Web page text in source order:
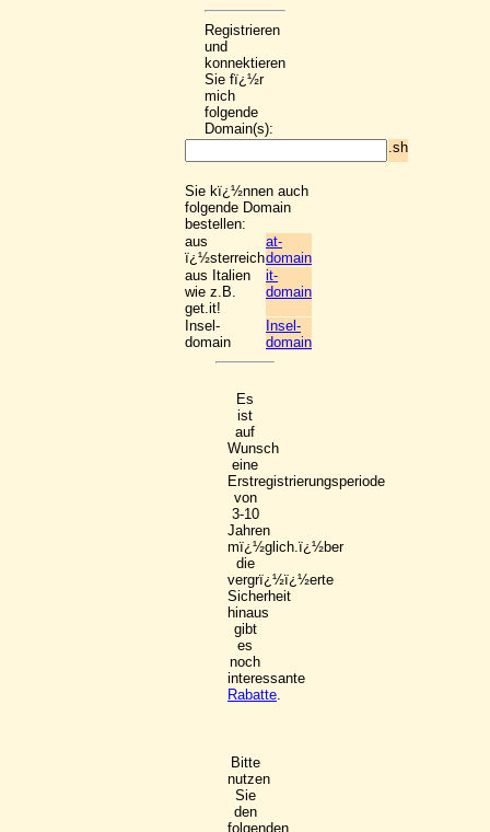
Registrieren
und
konnektieren
Sie fï¿½r
mich
folgende
Domain(s):
.sh
Sie kï¿½nnen auch
folgende Domain
bestellen:
aus
ï¿½sterreich
at-
domain
aus Italien
wie z.B.
get.it!
it-
domain
Insel-
domain
Insel-
domain
Es
ist
auf
Wunsch
eine
Erstregistrierungsperiode
von
3-10
Jahren
mï¿½glich.ï¿½ber
die
vergrï¿½ï¿½erte
Sicherheit
hinaus
gibt
es
noch
interessante
Rabatte.
Bitte
nutzen
Sie
den
folgenden